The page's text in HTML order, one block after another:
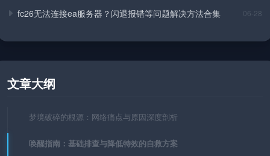
fc26无法连接ea服务器？闪退报错等问题解决方法合集 06-28
文章大纲
梦境破碎的根源：网络痛点与原因深度剖析
唤醒指南：基础排查与降低特效的自救方案